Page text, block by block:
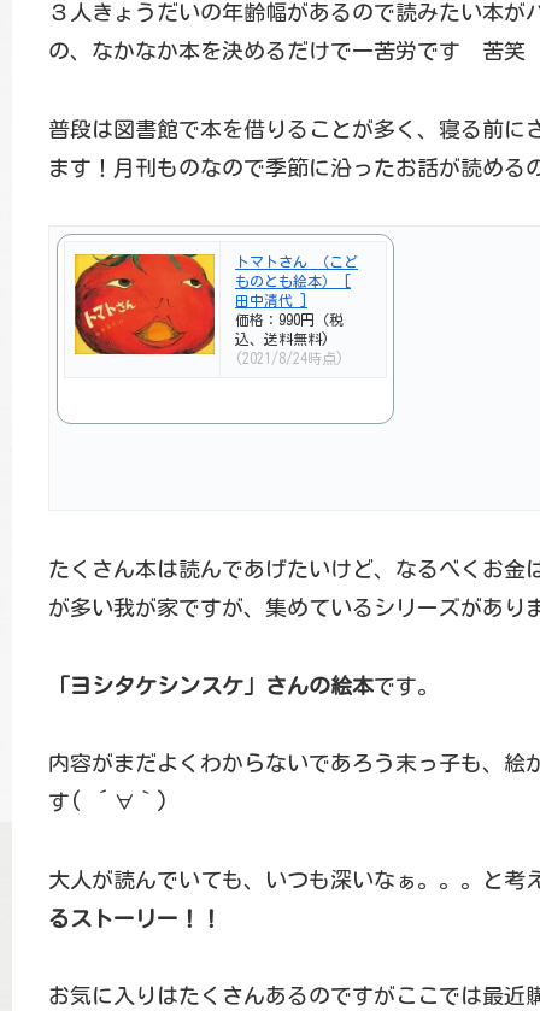
３人きょうだいの年齢幅があるので読みたい本
の、なかなか本を決めるだけで一苦労です 苦笑
普段は図書館で本を借りることが多く、寝る前に
ます！月刊ものなので季節に沿ったお話が読め
トマトさん （こど
ものとも絵本） [
田中清代 ]
価格：990円（税
込、送料無料)
(2021/8/24時点)
たくさん本は読んであげたいけど、なるべくお
が多い我が家ですが、集めているシリーズがあり
「ヨシタケシンスケ」さんの絵本です。
内容がまだよくわからないであろう末っ子も、
す( ´∀｀)
大人が読んでいても、いつも深いなぁ。。。と
るストーリー！！
お気に入りはたくさんあるのですがここでは最近